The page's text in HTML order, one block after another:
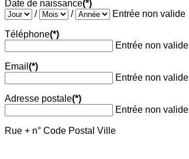
Date de naissance(*)
/
/ Entrée non valide
Téléphone(*)
Entrée non valide
Email (*)
Entrée non valide
Adresse postale(*)
Entrée non valide
Rue + n° Code Postal Ville